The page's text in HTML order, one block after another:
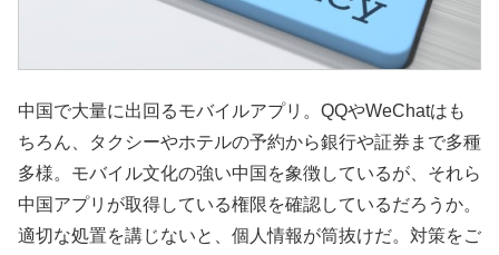
中国で大量に出回るモバイルアプリ。QQやWeChatはも
ちろん、タクシーやホテルの予約から銀行や証券まで多種
多様。モバイル文化の強い中国を象徴しているが、それら
中国アプリが取得している権限を確認しているだろうか。
適切な処置を講じないと、個人情報が筒抜けだ。対策をご